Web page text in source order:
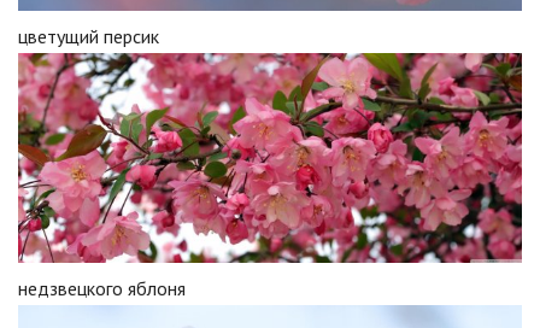
цветущий персик
недзвецкого яблоня